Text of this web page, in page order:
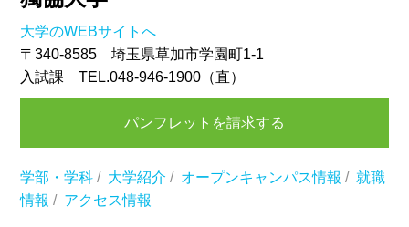
大学のWEBサイトへ
〒340-8585 埼玉県草加市学園町1-1
入試課 TEL.048-946-1900（直）
パンフレットを請求する
学部・学科 / 大学紹介 / オープンキャンパス情報 / 就職
情報 / アクセス情報